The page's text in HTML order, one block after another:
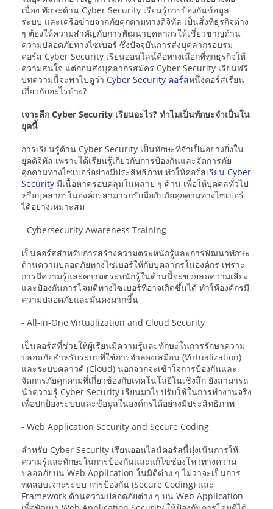
เนื่อง ทักษะด้าน Cyber Security เรียนรู้การป้องกันข้อมูล
ระบบ และเครือข่ายจากภัยคุกคามทางดิจิทัล เป็นสิ่งที่ธุรกิจต่าง
ๆ ต้องให้ความสำคัญกับการพัฒนาบุคลากรให้เชี่ยวชาญด้าน
ความปลอดภัยทางไซเบอร์ ซึ่งปัจจุบันการส่งบุคลากรอบรม
คอร์ส Cyber Security เรียนออนไลน์คือทางเลือกที่ทุกธุรกิจให้
ความสนใจ แต่ก่อนส่งบุคลากรสมัคร Cyber Security เรียนฟรี
บทความนี้จะพาไปดูว่า Cyber Security คอร์สหนึ่งคอร์สเรียน
เกี่ยวกับอะไรบ้าง?
เจาะลึก Cyber Security เรียนอะไร? ทำไมเป็นทักษะจำเป็นใน
ยุคนี้
การเรียนรู้ด้าน Cyber Security เป็นทักษะที่จำเป็นอย่างยิ่งใน
ยุคดิจิทัล เพราะได้เรียนรู้เกี่ยวกับการป้องกันและจัดการภัย
คุกคามทางไซเบอร์อย่างมีประสิทธิภาพ ทำให้คอร์สเรียน Cyber
Security มีเนื้อหาครอบคลุมในหลาย ๆ ด้าน เพื่อให้บุคคลทั่วไป
หรือบุคลากรในองค์กรสามารถรับมือกับภัยคุกคามทางไซเบอร์
ได้อย่างเหมาะสม
- Cybersecurity Awareness Training
เป็นคอร์สสำหรับการสร้างความตระหนักรู้และการพัฒนาทักษะ
ด้านความปลอดภัยทางไซเบอร์ให้กับบุคลากรในองค์กร เพราะ
การมีความรู้และความตระหนักรู้ในด้านนี้จะช่วยลดความเสี่ยง
และป้องกันการโจมตีทางไซเบอร์ที่อาจเกิดขึ้นได้ ทำให้องค์กรมี
ความปลอดภัยและมั่นคงมากขึ้น
- All-in-One Virtualization and Cloud Security
เป็นคอร์สที่ช่วยให้ผู้เรียนมีความรู้และทักษะในการรักษาความ
ปลอดภัยสำหรับระบบที่ใช้การจำลองเสมือน (Virtualization)
และระบบคลาวด์ (Cloud) นอกจากจะเข้าใจการป้องกันและ
จัดการภัยคุกคามที่เกี่ยวข้องกับเทคโนโลยีในเชิงลึก ยังสามารถ
นำความรู้ Cyber Security เรียนมาไปปรับใช้ในการทำงานจริง
เพื่อปกป้องระบบและข้อมูลในองค์กรได้อย่างมีประสิทธิภาพ
- Web Application Security and Secure Coding
สำหรับ Cyber Security เรียนออนไลน์คอร์สนี้มุ่งเน้นการให้
ความรู้และทักษะในการป้องกันและแก้ไขช่องโหว่ทางความ
ปลอดภัยบน Web Application ในมิติต่าง ๆ ไม่ว่าจะเป็นการ
ทดสอบเจาะระบบ การป้องกัน (Secure Coding) และ
Framework ด้านความปลอดภัยต่าง ๆ บน Web Application